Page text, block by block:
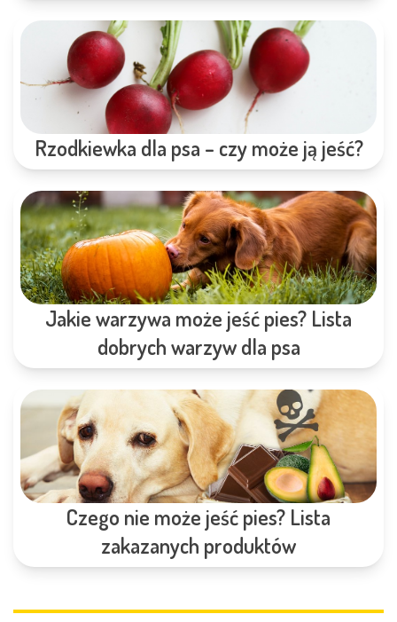
Rzodkiewka dla psa – czy może ją jeść?
Jakie warzywa może jeść pies? Lista
dobrych warzyw dla psa
Czego nie może jeść pies? Lista
zakazanych produktów